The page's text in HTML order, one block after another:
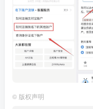
© 版权声明